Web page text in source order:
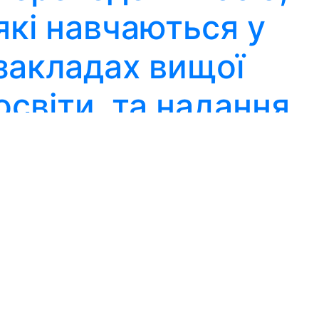
навчаються у
вищої
та надання